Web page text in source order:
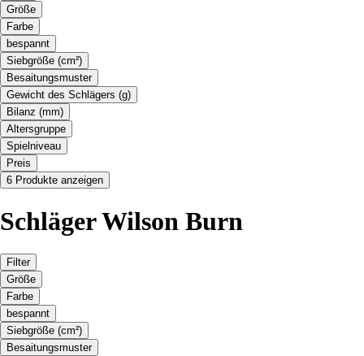
Größe
Farbe
bespannt
Siebgröße (cm²)
Besaitungsmuster
Gewicht des Schlägers (g)
Bilanz (mm)
Altersgruppe
Spielniveau
Preis
6 Produkte anzeigen
Schläger Wilson Burn
Filter
Größe
Farbe
bespannt
Siebgröße (cm²)
Besaitungsmuster